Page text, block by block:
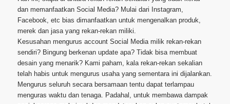
dan memanfaatkan Social Media? Mulai dari Instagram,
Facebook, etc bias dimanfaatkan untuk mengenalkan produk,
merek dan jasa yang rekan-rekan miliki.
Kesusahan mengurus account Social Media milik rekan-rekan
sendiri? Bingung berkenan update apa? Tidak bisa membuat
desain yang menarik? Kami paham, kala rekan-rekan sekalian
telah habis untuk mengurus usaha yang sementara ini dijalankan.
Mengurus seluruh secara bersamaan tentu dapat terlampau
menguras waktu dan tenaga. Padahal, untuk membawa dampak